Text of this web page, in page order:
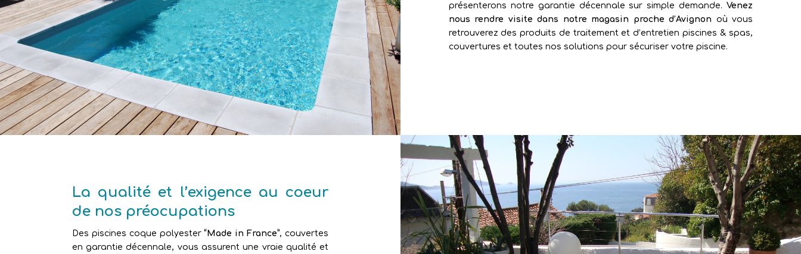
présenterons notre garantie décennale sur simple demande.Venez
nous rendre visite dans notre magasin proche d’Avignon où vous
retrouverez des produits de traitement et d’entretien piscines & spas,
couvertures et toutes nos solutions pour sécuriser votre piscine.
La qualité et l’exigence au coeur
de nos préocupations
Des piscines coque polyester“Made in France”, couvertes
en garantie décennale, vous assurent une vraie qualité et